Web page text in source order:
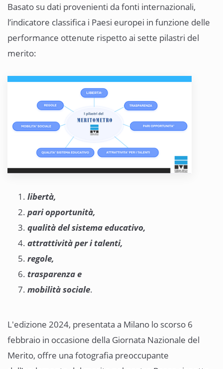
Basato su dati provenienti da fonti internazionali,
l’indicatore classifica i Paesi europei in funzione delle
performance ottenute rispetto ai sette pilastri del
merito:
libertà,
pari opportunità,
qualità del sistema educativo,
attrattività per i talenti,
regole,
trasparenza e
mobilità sociale.
L'edizione 2024, presentata a Milano lo scorso 6
febbraio in occasione della Giornata Nazionale del
Merito, offre una fotografia preoccupante